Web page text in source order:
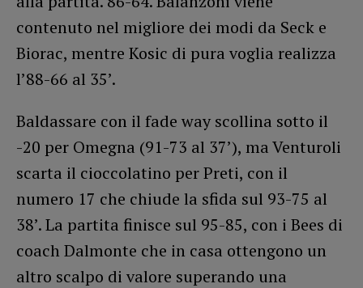
contenuto nel migliore dei modi da Seck e
Biorac, mentre Kosic di pura voglia realizza
l’88-66 al 35’.
Baldassare con il fade way scollina sotto il
-20 per Omegna (91-73 al 37’), ma Venturoli
scarta il cioccolatino per Preti, con il
numero 17 che chiude la sfida sul 93-75 al
38’. La partita finisce sul 95-85, con i Bees di
coach Dalmonte che in casa ottengono un
altro scalpo di valore superando una